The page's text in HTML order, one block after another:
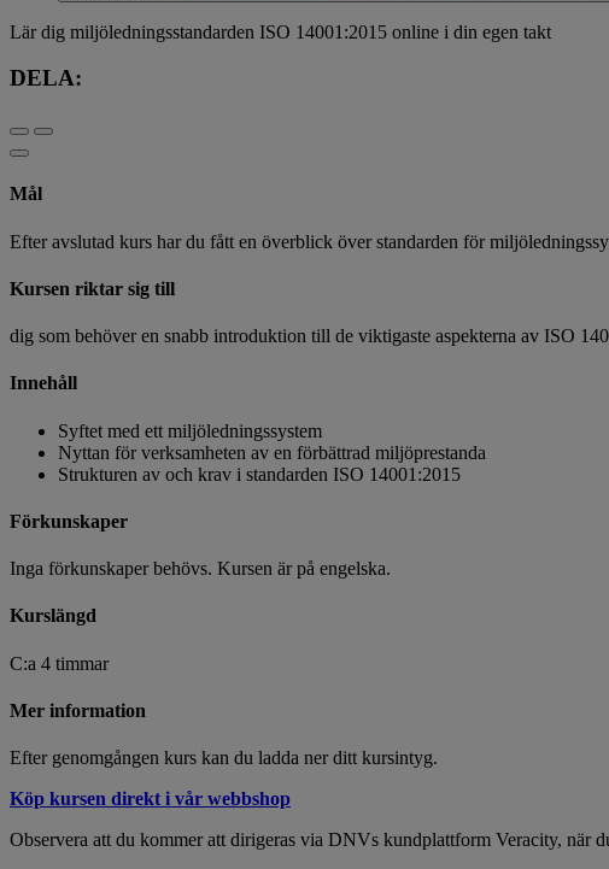
Lär dig miljöledningsstandarden ISO 14001:2015 online i din egen takt
DELA:
Mål
Efter avslutad kurs har du fått en överblick över standarden för
Kursen riktar sig till
dig som behöver en snabb introduktion till de viktigaste aspekterna av ISO
Innehåll
Syftet med ett miljöledningssystem
Nyttan för verksamheten av en förbättrad miljöprestanda
Strukturen av och krav i standarden ISO 14001:2015
Förkunskaper
Inga förkunskaper behövs. Kursen är på engelska.
Kurslängd
C:a 4 timmar
Mer information
Efter genomgången kurs kan du ladda ner ditt kursintyg.
Köp kursen direkt i vår webbshop
Observera att du kommer att dirigeras via DNVs kundplattform Veracity, när